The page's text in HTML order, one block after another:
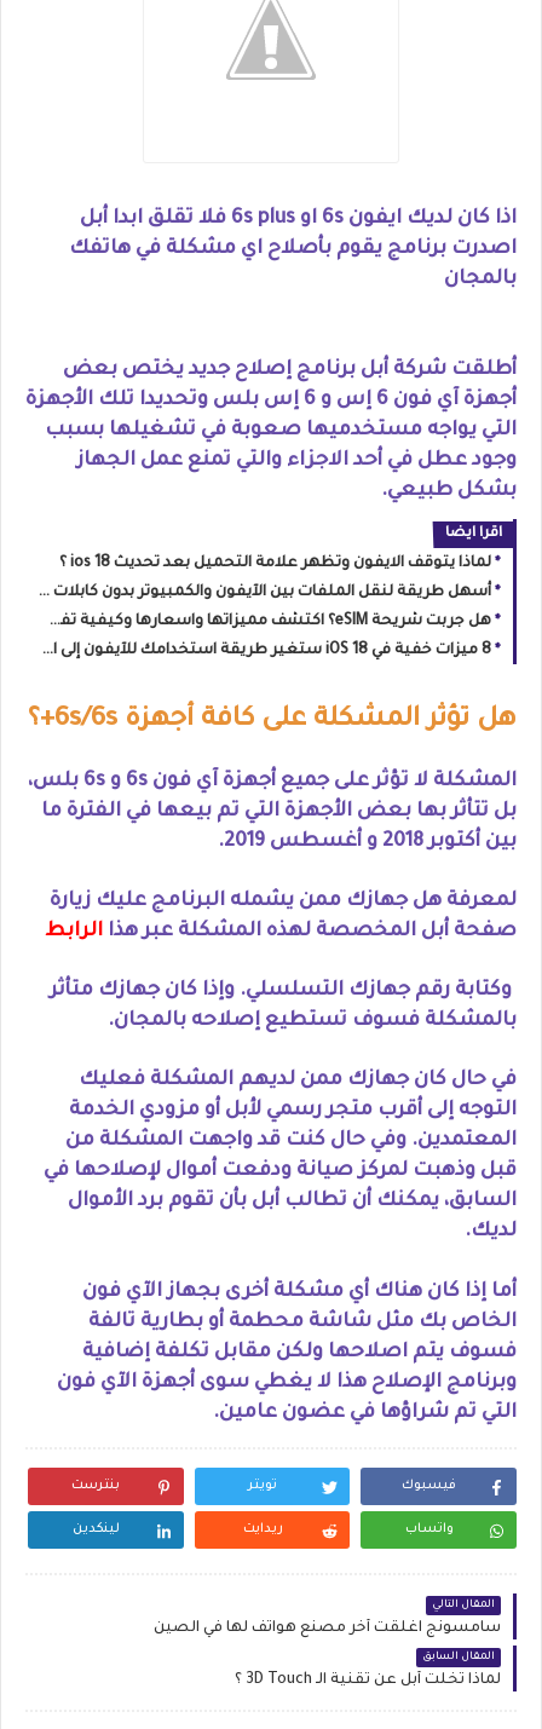
اذا كان لديك ايفون 6s او 6s plus فلا تقلق ابدا أبل
اصدرت برنامج يقوم بأصلاح اي مشكلة في هاتفك
بالمجان
أطلقت شركة أبل برنامج إصلاح جديد يختص بعض
أجهزة آي فون 6 إس و 6 إس بلس وتحديدا تلك الأجهزة
التي يواجه مستخدميها صعوبة في تشغيلها بسبب
وجود عطل في أحد الاجزاء والتي تمنع عمل الجهاز
بشكل طبيعي.
اقرا ايضا
لماذا يتوقف الايفون وتظهر علامة التحميل بعد تحديث ios 18 ؟
أسهل طريقة لنقل الملفات بين الآيفون والكمبيوتر بدون كابلات 2025
هل جربت شريحة eSIM؟ اكتشف مميزاتها واسعارها وكيفية تفعيلها في مصر
8 ميزات خفية في iOS 18 ستغير طريقة استخدامك للآيفون إلى الأبد
هل تؤثر المشكلة على كافة أجهزة 6s/6s+؟
المشكلة لا تؤثر على جميع أجهزة آي فون 6s و 6s بلس،
بل تتأثر بها بعض الأجهزة التي تم بيعها في الفترة ما
بين أكتوبر 2018 و أغسطس 2019.
لمعرفة هل جهازك ممن يشمله البرنامج عليك زيارة
صفحة أبل المخصصة لهذه المشكلة عبر هذا الرابط
وكتابة رقم جهازك التسلسلي. وإذا كان جهازك متأثر
بالمشكلة فسوف تستطيع إصلاحه بالمجان.
في حال كان جهازك ممن لديهم المشكلة فعليك
التوجه إلى أقرب متجر رسمي لأبل أو مزودي الخدمة
المعتمدين. وفي حال كنت قد واجهت المشكلة من
قبل وذهبت لمركز صيانة ودفعت أموال لإصلاحها في
السابق، يمكنك أن تطالب أبل بأن تقوم برد الأموال
لديك.
أما إذا كان هناك أي مشكلة أخرى بجهاز الآي فون
الخاص بك مثل شاشة محطمة أو بطارية تالفة
فسوف يتم اصلاحها ولكن مقابل تكلفة إضافية
وبرنامج الإصلاح هذا لا يغطي سوى أجهزة الآي فون
التي تم شراؤها في عضون عامين.
فيسبوك تويتر بنترست
واتساب ريدايت لينكدين
المقال التالي
سامسونج اغلقت أخر مصنع هواتف لها في الصين
المقال السابق
لماذا تخلت أبل عن تقنية الـ 3D Touch ؟